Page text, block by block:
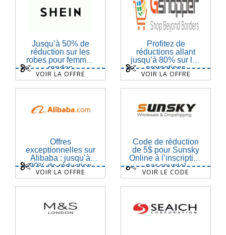
Jusqu’à 50% de
réduction sur les
robes pour femmes
rondes
VOIR LA OFFRE
Profitez de
réductions allant
jusqu’à 80% sur les
promotions
VOIR LA OFFRE
Offres
exceptionnelles sur
Alibaba : jusqu’à
90% de réduction
VOIR LA OFFRE
Code de réduction
de 5$ pour Sunsky
Online à l’inscription
par courriel
VOIR LE CODE